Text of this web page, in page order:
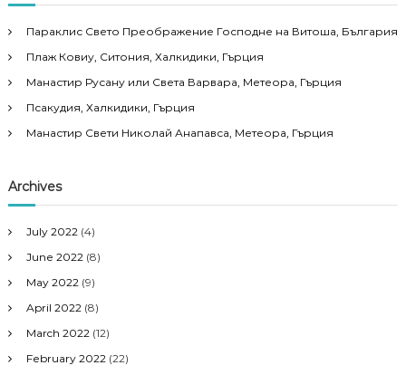
Параклис Свето Преображение Господне на Витоша, България
Плаж Ковиу, Ситония, Халкидики, Гърция
Манастир Русану или Света Варвара, Метеора, Гърция
Псакудия, Халкидики, Гърция
Манастир Свети Николай Анапавса, Метеора, Гърция
Archives
July 2022 (4)
June 2022 (8)
May 2022 (9)
April 2022 (8)
March 2022 (12)
February 2022 (22)